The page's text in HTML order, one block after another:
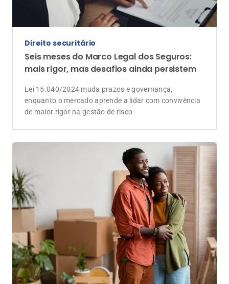
Direito securitário
Seis meses do Marco Legal dos Seguros:
mais rigor, mas desafios ainda persistem
Lei 15.040/2024 muda prazos e governança,
enquanto o mercado aprende a lidar com convivência
de maior rigor na gestão de risco